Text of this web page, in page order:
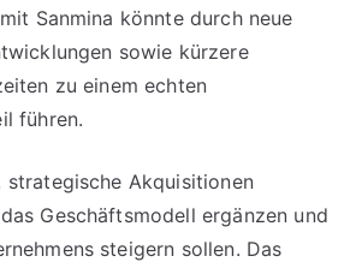
Sanmina könnte durch neue
sowie kürzere
zu einem echten
führen.
strategische Akquisitionen
Geschäftsmodell ergänzen und
steigern sollen. Das